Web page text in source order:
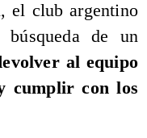
el club argentino
de un
al equipo
cumplir con los